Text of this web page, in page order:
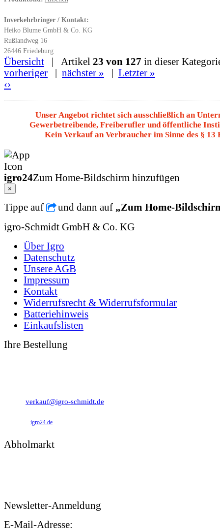
Inverkehrbringer / Kontakt:
Heiko Blume GmbH & Co. KG
Rußlandweg 16
26446 Friedeburg
Übersicht | Artikel 23 von 127 in dieser
vorheriger
nächster »
Letzter »
‹›
Unser Angebot richtet sich ausschließlich an
Gewerbetreibende, Freiberufler und öffentliche
Kein Verkauf an Verbraucher im Sinne des § 13
igro24Zum Home-Bildschirm hinzufügen
×
Tippe auf und dann auf „Zum Home-
igro-Schmidt GmbH & Co. KG
Über Igro
Datenschutz
Unsere AGB
Impressum
Kontakt
Widerrufsrecht & Widerrufsformular
Batteriehinweis
Einkaufslisten
Ihre Bestellung
verkauf@igro-schmidt.de
igro24.de
Abholmarkt
Newsletter-Anmeldung
E-Mail-Adresse: